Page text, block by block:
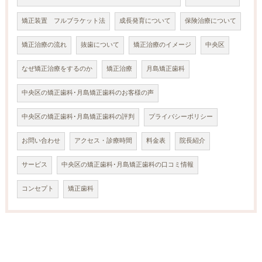
矯正装置 フルブラケット法 成長発育について 保険治療について
矯正治療の流れ 抜歯について 矯正治療のイメージ 中央区
なぜ矯正治療をするのか 矯正治療 月島矯正歯科
中央区の矯正歯科･月島矯正歯科のお客様の声
中央区の矯正歯科･月島矯正歯科の評判 プライバシーポリシー
お問い合わせ アクセス・診療時間 料金表 院長紹介
サービス 中央区の矯正歯科･月島矯正歯科の口コミ情報
コンセプト 矯正歯科